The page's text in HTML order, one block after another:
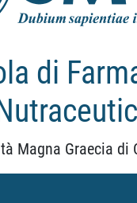
di
Magna Graecia di